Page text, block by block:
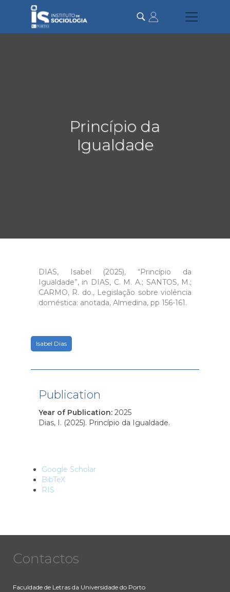
conteúdo
Princípio da
Igualdade
DIAS, Isabel (2025), “Princípio da
Igualdade”, in DIAS, C. M. A.; SANTOS, M.;
CARMO, R. do., Legislação sobre violência
doméstica: anotada, Almedina, pp 156-161.
Isabel Dias
Publication
Year of Publication: 2025
Dias, I. (2025). Princípio da Igualdade.
Google Scholar
BibTeX
RIS
Contactos
Faculdade de Letras da Universidade do Porto